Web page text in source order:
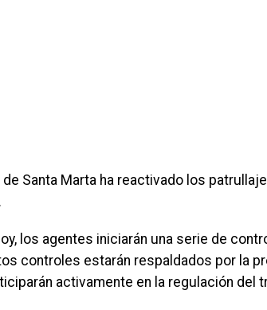
Santa Marta ha reactivado los
los agentes iniciarán una serie de
controles estarán respaldados por la
activamente en la regulación del